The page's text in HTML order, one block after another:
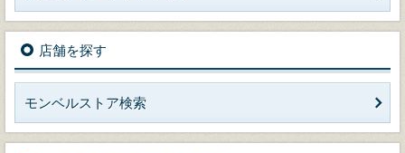
店舗を探す
モンベルストア検索